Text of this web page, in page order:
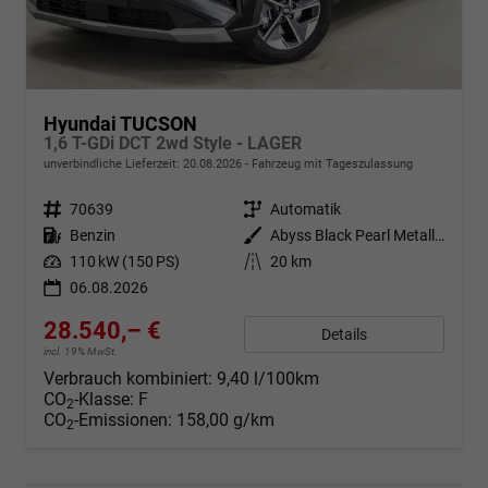
Hyundai TUCSON
1,6 T-GDi DCT 2wd Style - LAGER
unverbindliche Lieferzeit: 20.08.2026 Fahrzeug mit Tageszulassung
Fahrzeugnr. 70639 Getriebe Automatik
Kraftstoff Benzin Außenfarbe
Abyss Black Pearl Metallic ()
Leistung 110 kW (150 PS) Kilometerstand 20 km
06.08.2026
28.540,– €
incl. 19% MwSt.
Details
Verbrauch kombiniert: 9,40 l/100km
CO2-Klasse: F
CO2-Emissionen: 158,00 g/km